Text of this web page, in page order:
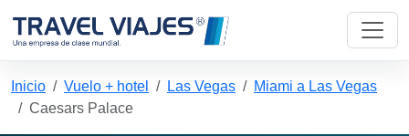
Inicio Vuelo + hotel Las Vegas
Miami a Las Vegas
Caesars Palace